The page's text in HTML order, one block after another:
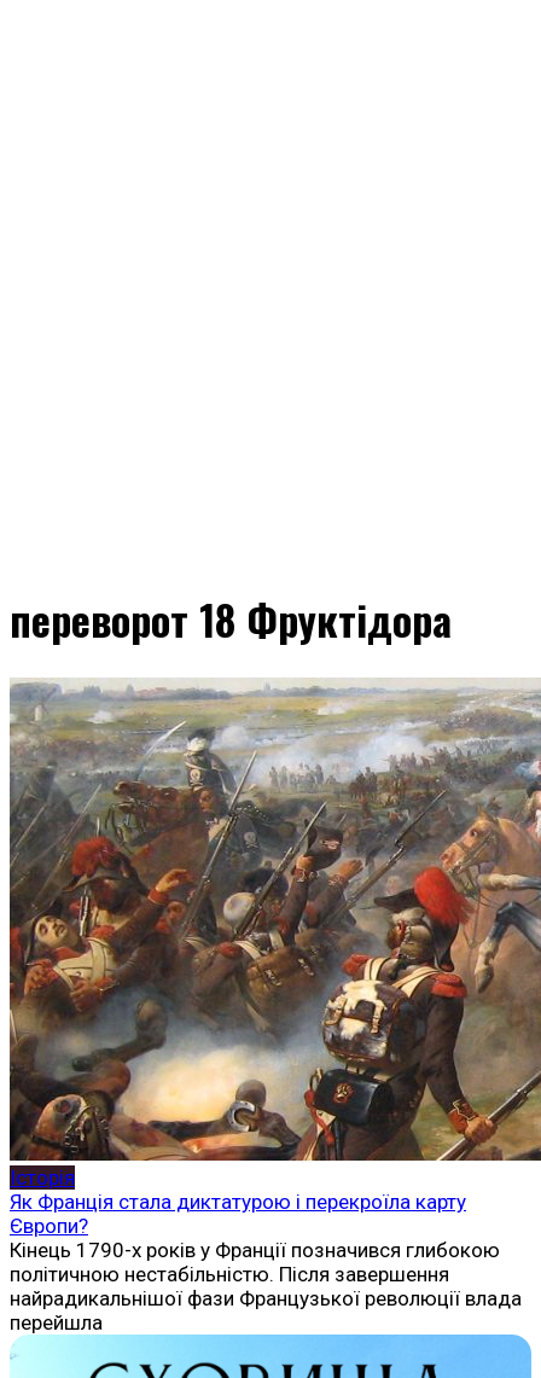
переворот 18 Фруктідора
Історія
Як Франція стала диктатурою і перекроїла карту
Європи?
Кінець 1790-х років у Франції позначився глибокою
політичною нестабільністю. Після завершення
найрадикальнішої фази Французької революції влада
перейшла